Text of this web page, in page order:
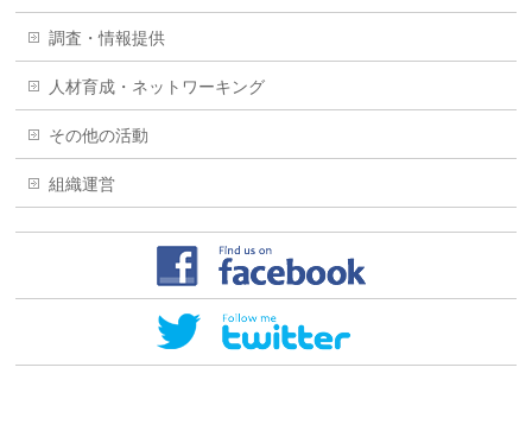
調査・情報提供
人材育成・ネットワーキング
その他の活動
組織運営